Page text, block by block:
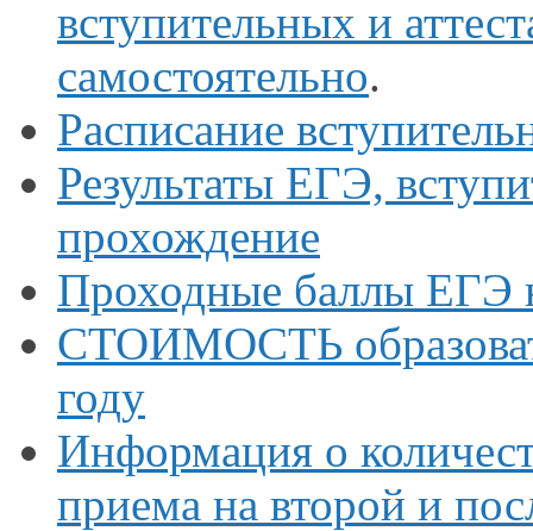
вступительных и
самостоятельно.
Расписание
Результаты ЕГЭ,
прохождение
Проходные баллы ЕГЭ
СТОИМОСТЬ
году
Информация о
приема на второй и